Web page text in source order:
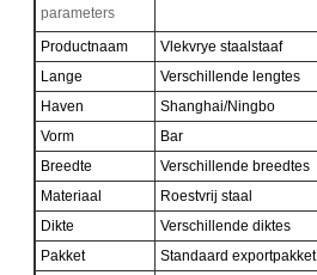
parameters
Productnaam
Vlekvrye staalstaaf
Lange
Verschillende lengtes
Haven
Shanghai/Ningbo
Vorm
Bar
Breedte
Verschillende breedtes
Materiaal
Roestvrij staal
Dikte
Verschillende diktes
Pakket
Standaard exportpakket